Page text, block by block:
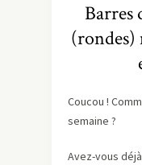
Barres
(rondes)
Coucou !
semaine ?
Avez-vous